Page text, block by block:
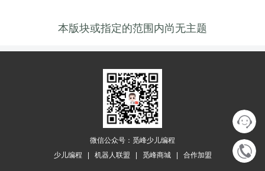
本版块或指定的范围内尚无主题
微信公众号：觅峰少儿编程
少儿编程
机器人联盟 觅峰商城 合作加盟